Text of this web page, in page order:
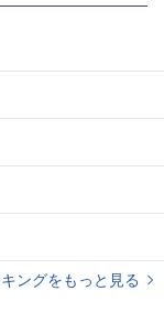
ングをもっと見る